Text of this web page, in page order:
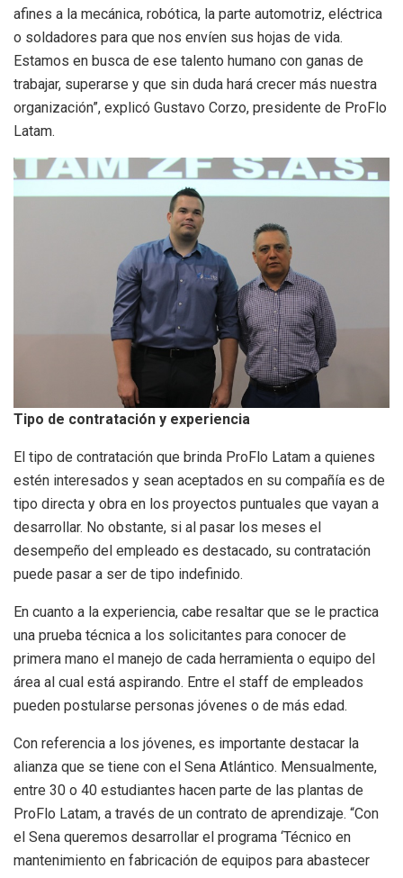
afines a la mecánica, robótica, la parte automotriz, eléctrica
o soldadores para que nos envíen sus hojas de vida.
Estamos en busca de ese talento humano con ganas de
trabajar, superarse y que sin duda hará crecer más nuestra
organización”, explicó Gustavo Corzo, presidente de ProFlo
Latam.
Tipo de contratación y experiencia
El tipo de contratación que brinda ProFlo Latam a quienes
estén interesados y sean aceptados en su compañía es de
tipo directa y obra en los proyectos puntuales que vayan a
desarrollar. No obstante, si al pasar los meses el
desempeño del empleado es destacado, su contratación
puede pasar a ser de tipo indefinido.
En cuanto a la experiencia, cabe resaltar que se le practica
una prueba técnica a los solicitantes para conocer de
primera mano el manejo de cada herramienta o equipo del
área al cual está aspirando. Entre el staff de empleados
pueden postularse personas jóvenes o de más edad.
Con referencia a los jóvenes, es importante destacar la
alianza que se tiene con el Sena Atlántico. Mensualmente,
entre 30 o 40 estudiantes hacen parte de las plantas de
ProFlo Latam, a través de un contrato de aprendizaje. “Con
el Sena queremos desarrollar el programa ‘Técnico en
mantenimiento en fabricación de equipos para abastecer